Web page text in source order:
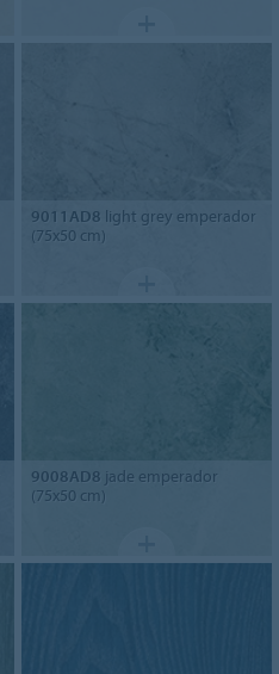
9011AD8 light grey emperador
(75x50 cm)
9008AD8 jade emperador
(75x50 cm)